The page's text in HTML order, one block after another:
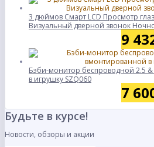
3 дюймов Смарт LCD Просмотр
Визуальный дверной звонок
9
Бэби-монитор беспроводной 2.5
в игрушку SZQ060
7
Будьте в курсе!
Новости, обзоры и акции